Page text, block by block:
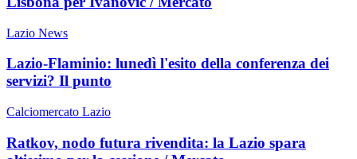
Lazio News
Lazio-Flaminio: lunedì l'esito della conferenza dei
servizi? Il punto
Calciomercato Lazio
Ratkov, nodo futura rivendita: la Lazio spara